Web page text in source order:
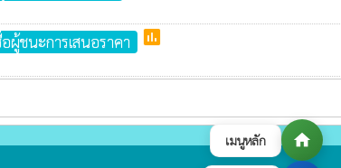
เมนูหลัก home
ผู้ชนะการเสนอราคา poll